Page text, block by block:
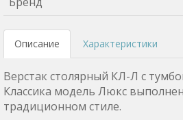
Описание Характеристики
Верстак столярный КЛ-Л с
Классика модель Люкс
традиционном стиле.